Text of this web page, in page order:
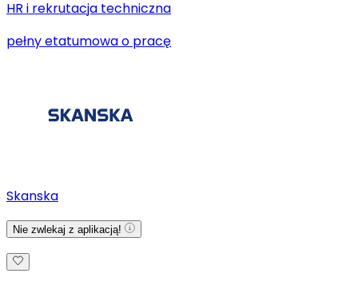
HR i rekrutacja techniczna
pełny etatumowa o pracę
Skanska
Nie zwlekaj z aplikacją!